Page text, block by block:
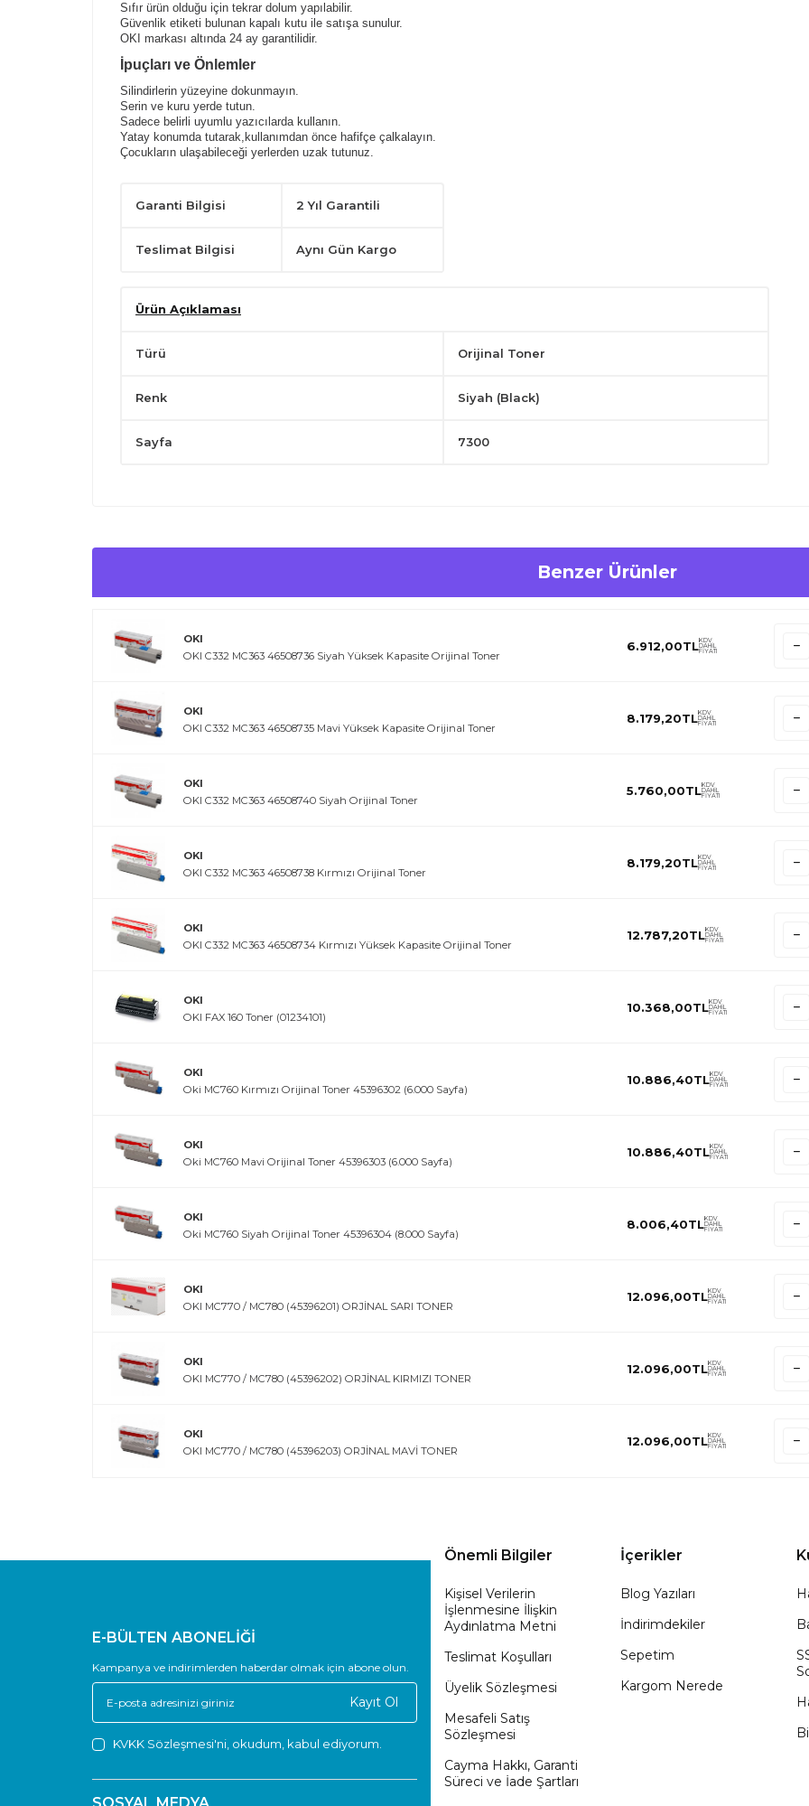
Sıfır ürün olduğu için tekrar dolum yapılabilir.
Güvenlik etiketi bulunan kapalı kutu ile satışa sunulur.
OKI markası altında 24 ay garantilidir.
İpuçları ve Önlemler
Silindirlerin yüzeyine dokunmayın.
Serin ve kuru yerde tutun.
Sadece belirli uyumlu yazıcılarda kullanın.
Yatay konumda tutarak,kullanımdan önce hafifçe çalkalayın.
Çocukların ulaşabileceği yerlerden uzak tutunuz.
Garanti Bilgisi 2 Yıl Garantili
Teslimat Bilgisi Aynı Gün Kargo
Ürün Açıklaması
Türü Orijinal Toner
Renk Siyah (Black)
Sayfa 7300
Benzer Ürünler
OKI
OKI C332 MC363 46508736 Siyah Yüksek Kapasite Orijinal Toner
6.912,00TLKDV
DAHİL
FİYATI
OKI
OKI C332 MC363 46508735 Mavi Yüksek Kapasite Orijinal Toner
8.179,20TLKDV
DAHİL
FİYATI
OKI
OKI C332 MC363 46508740 Siyah Orijinal Toner
5.760,00TLKDV
DAHİL
FİYATI
OKI
OKI C332 MC363 46508738 Kırmızı Orijinal Toner
8.179,20TLKDV
DAHİL
FİYATI
OKI
OKI C332 MC363 46508734 Kırmızı Yüksek Kapasite Orijinal Toner
12.787,20TLKDV
DAHİL
FİYATI
OKI
OKI FAX 160 Toner (01234101)
10.368,00TLKDV
DAHİL
FİYATI
OKI
Oki MC760 Kırmızı Orijinal Toner 45396302 (6.000 Sayfa)
10.886,40TLKDV
DAHİL
FİYATI
OKI
Oki MC760 Mavi Orijinal Toner 45396303 (6.000 Sayfa)
10.886,40TLKDV
DAHİL
FİYATI
OKI
Oki MC760 Siyah Orijinal Toner 45396304 (8.000 Sayfa)
8.006,40TLKDV
DAHİL
FİYATI
OKI
OKI MC770 / MC780 (45396201) ORJİNAL SARI TONER
12.096,00TLKDV
DAHİL
FİYATI
OKI
OKI MC770 / MC780 (45396202) ORJİNAL KIRMIZI TONER
12.096,00TLKDV
DAHİL
FİYATI
OKI
OKI MC770 / MC780 (45396203) ORJİNAL MAVİ TONER
12.096,00TLKDV
DAHİL
FİYATI
E-BÜLTEN ABONELİĞİ
Kampanya ve indirimlerden haberdar olmak için abone olun.
Kayıt Ol
KVKK Sözleşmesi'ni , okudum, kabul ediyorum.
SOSYAL MEDYA
Önemli Bilgiler
Kişisel Verilerin
İşlenmesine İlişkin
Aydınlatma Metni
Teslimat Koşulları
Üyelik Sözleşmesi
Mesafeli Satış
Sözleşmesi
Cayma Hakkı, Garanti
Süreci ve İade Şartları
İçerikler
Blog Yazıları
İndirimdekiler
Sepetim
Kargom Nerede